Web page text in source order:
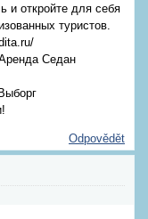
и откройте для себя
туристов.
Седан
Odpovědět